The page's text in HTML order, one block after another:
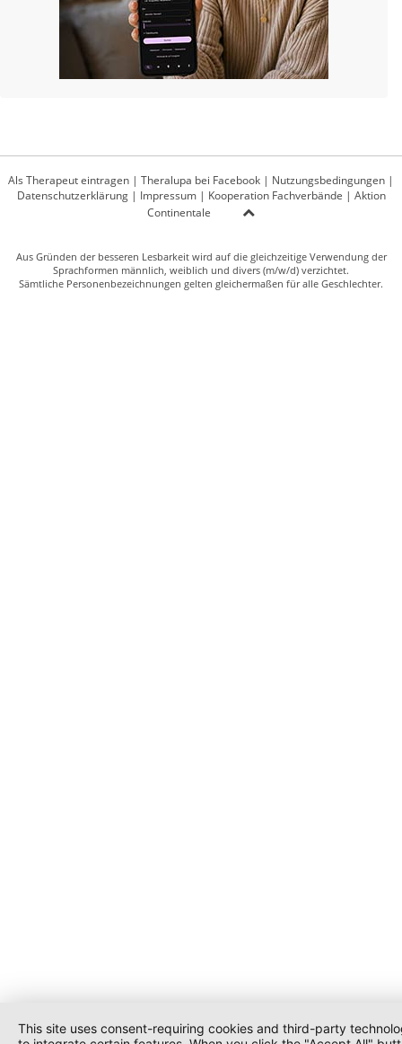
Als Therapeut eintragen | Theralupa bei Facebook | Nutzungsbedingungen |
Datenschutzerklärung| Impressum| Kooperation Fachverbände | Aktion
Continentale
Aus Gründen der besseren Lesbarkeit wird auf die gleichzeitige Verwendung der
Sprachformen männlich, weiblich und divers (m/w/d) verzichtet.
Sämtliche Personenbezeichnungen gelten gleichermaßen für alle Geschlechter.
This site uses consent-requiring cookies and third-party